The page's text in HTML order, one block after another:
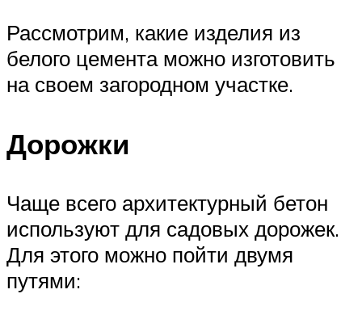
Рассмотрим, какие изделия из
белого цемента можно изготовить
на своем загородном участке.
Дорожки
Чаще всего архитектурный бетон
используют для садовых дорожек.
Для этого можно пойти двумя
путями: